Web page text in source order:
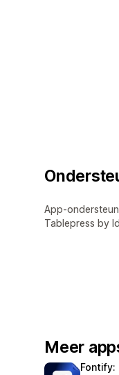
App-
Tablepress by
Meer
Fontify: